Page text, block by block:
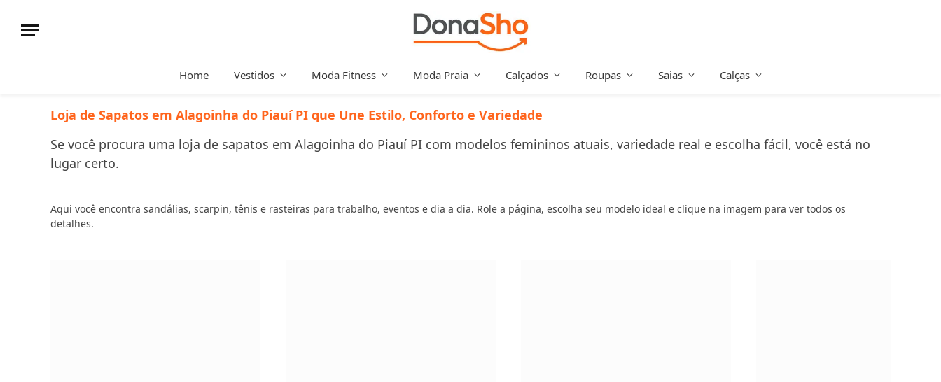
Home Vestidos Moda Fitness Moda Praia Calçados Roupas Saias Calças
Loja de Sapatos em Alagoinha do Piauí PI que Une Estilo, Conforto e Variedade
Se você procura uma loja de sapatos em Alagoinha do Piauí PI com modelos femininos atuais, variedade real e escolha fácil, você está no
lugar certo.
Aqui você encontra sandálias, scarpin, tênis e rasteiras para trabalho, eventos e dia a dia. Role a página, escolha seu modelo ideal e clique na imagem para ver todos os
detalhes.